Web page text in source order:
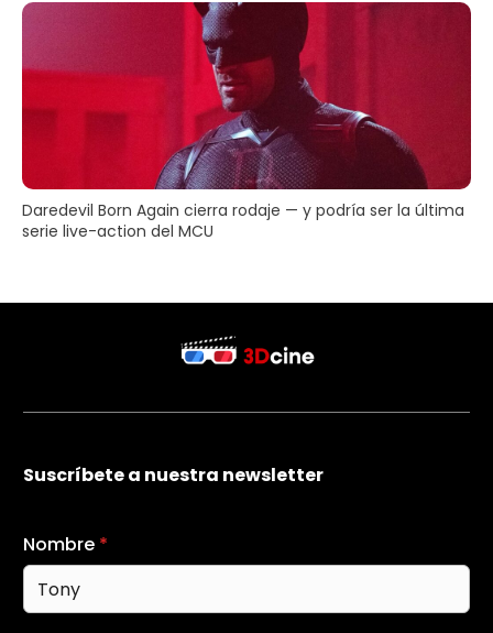
Daredevil Born Again cierra rodaje — y podría ser la última
serie live-action del MCU
Suscríbete a nuestra newsletter
Nombre *